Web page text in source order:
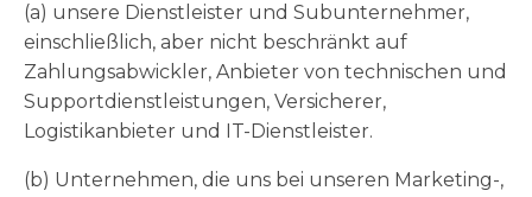
(a) unsere Dienstleister und Subunternehmer,
einschließlich, aber nicht beschränkt auf
Zahlungsabwickler, Anbieter von technischen und
Supportdienstleistungen, Versicherer,
Logistikanbieter und IT-Dienstleister.
(b) Unternehmen, die uns bei unseren Marketing-,